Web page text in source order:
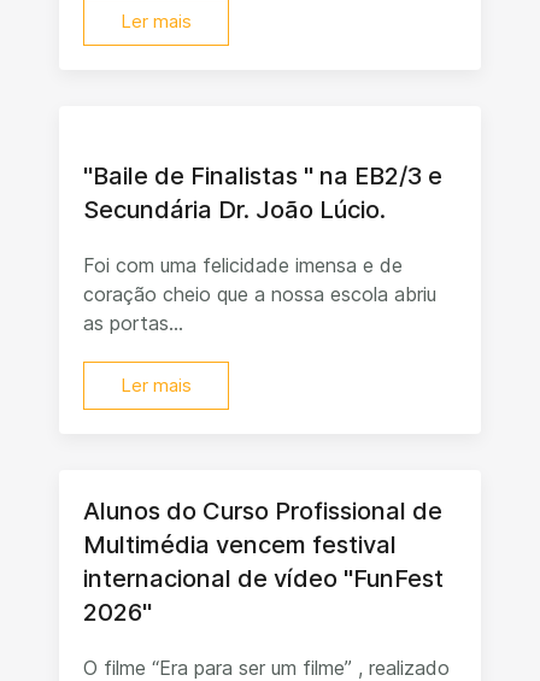
Ler mais
"Baile de Finalistas " na EB2/3 e
Secundária Dr. João Lúcio.
Foi com uma felicidade imensa e de
coração cheio que a nossa escola abriu
as portas...
Ler mais
Alunos do Curso Profissional de
Multimédia vencem festival
internacional de vídeo "FunFest
2026"
O filme “Era para ser um filme” , realizado